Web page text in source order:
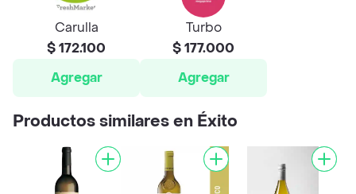
Carulla
$ 172.100
Agregar
Turbo
$ 177.000
Agregar
Productos similares en Éxito